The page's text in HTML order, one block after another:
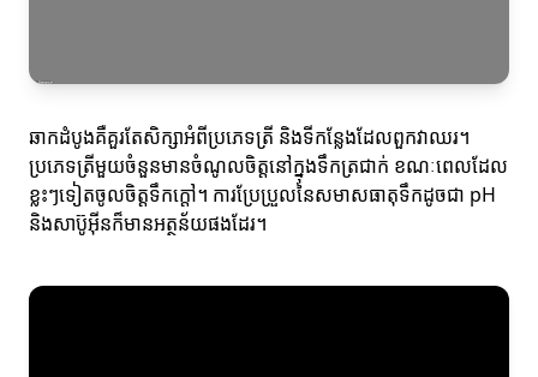
ឆាកដំបូងគឺគួរតែសិក្សាអំពីប្រភេទត្រី និងទីកន្លែងដែលពួកវាឈរ។
ប្រភេទត្រីមួយចំនួនមានចំណូលចិត្តនៅក្នុងទឹកត្រជាក់ ខណៈពេលដែល
ខ្លះៗទៀតចូលចិត្តទឹកក្តៅ។ ការប្រែប្រួលនៃសមាសធាតុទឹកដូចជា pH
និងសាប៊ូអ៊ីនក៏មានអត្ថន័យផងដែរ។